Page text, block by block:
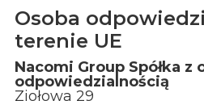
Osoba
terenie UE
Nacomi Group Spółka z
odpowiedzialnością
Ziołowa 29